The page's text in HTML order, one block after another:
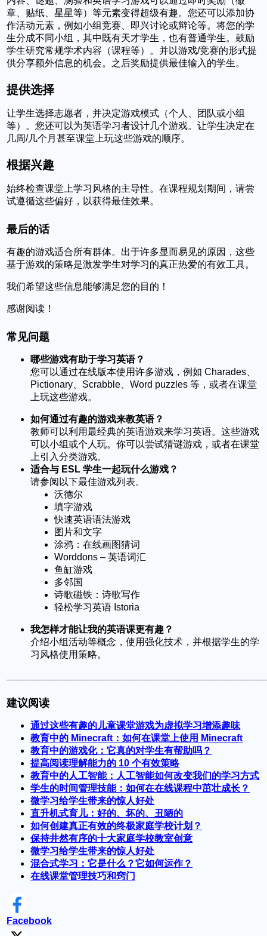
章、贴纸、星星等）等元素变得超级有趣。您还可以添加协
作活动元素，例如小组竞赛、即兴讨论或辩论等。将您的学
生分成不同小组，其中既有天才学生，也有普通学生。鼓励
学生研究常规学术内容（课程等）。并以游戏/竞赛的形式提
供分享额外信息的机会。之后奖励提供最佳输入的学生。
提供选择
让学生选择志愿者，并决定游戏模式（个人、团队或小组
等）。您还可以为英语学习者设计几个游戏。让学生决定在
几周/几个月甚至课堂上玩这些游戏的顺序。
根据兴趣
始终检查课堂上学习风格的主导性。在课程规划期间，请尝
试遵循这些偏好，以获得最佳效果。
最后的话
有趣的游戏适合所有群体。出于许多显而易见的原因，这些
基于游戏的策略是激发学生对学习的真正热爱的有效工具。
我们希望这些信息能够满足您的目的！
感谢阅读！
常见问题
哪些游戏有助于学习英语？
您可以通过在线版本使用许多游戏，例如 Charades、
Pictionary、Scrabble、Word puzzles 等，或者在课堂
上玩这些游戏。
如何通过有趣的游戏来教英语？
教师可以利用最经典的英语游戏来学习英语。这些游戏
可以小组或个人玩。你可以尝试猜谜游戏，或者在课堂
上引入分类游戏。
适合与 ESL 学生一起玩什么游戏？
请参阅以下最佳游戏列表。
沃德尔
填字游戏
快速英语语法游戏
图片和文字
涂鸦：在线画图猜词
Worddons – 英语词汇
鱼缸游戏
多邻国
诗歌磁铁：诗歌写作
轻松学习英语 Istoria
我怎样才能让我的英语课更有趣？
介绍小组活动等概念，使用强化技术，并根据学生的学
习风格使用策略。
建议阅读
通过这些有趣的儿童课堂游戏为虚拟学习增添趣味
教育中的 Minecraft：如何在课堂上使用 Minecraft
教育中的游戏化：它真的对学生有帮助吗？
提高阅读理解能力的 10 个有效策略
教育中的人工智能：人工智能如何改变我们的学习方式
学生的时间管理技能：如何在在线课程中茁壮成长？
微学习给学生带来的惊人好处
直升机式育儿：好的、坏的、丑陋的
如何创建真正有效的终极家庭学校计划？
保持井然有序的十大家庭学校教室创意
微学习给学生带来的惊人好处
混合式学习：它是什么？它如何运作？
在线课堂管理技巧和窍门
Facebook